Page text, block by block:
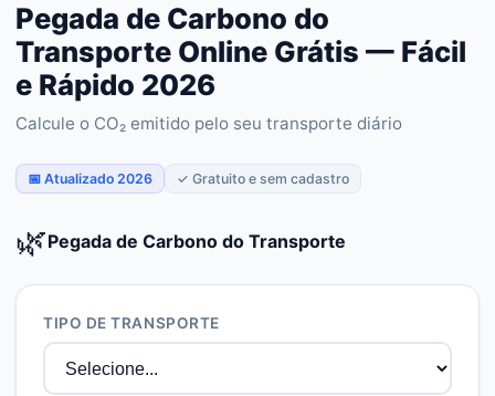
Pegada de Carbono do
Transporte Online Grátis — Fácil
e Rápido 2026
Calcule o CO₂ emitido pelo seu transporte diário
📅 Atualizado 2026 ✓ Gratuito e sem cadastro
🌿Pegada de Carbono do Transporte
TIPO DE TRANSPORTE